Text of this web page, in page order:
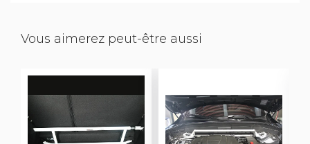
Vous aimerez peut-être aussi